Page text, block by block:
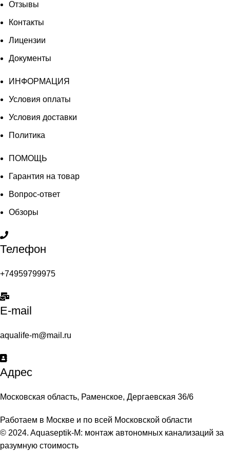
Отзывы
Контакты
Лицензии
Документы
ИНФОРМАЦИЯ
Условия оплаты
Условия доставки
Политика
ПОМОЩЬ
Гарантия на товар
Вопрос-ответ
Обзоры
Телефон
+74959799975
E-mail
aqualife-m@mail.ru
Адрес
Московская область, Раменское, Дергаевская 36/6
Работаем в Москве и по всей Московской области
© 2024. Aquaseptik-M: монтаж автономных канализаций за
разумную стоимость